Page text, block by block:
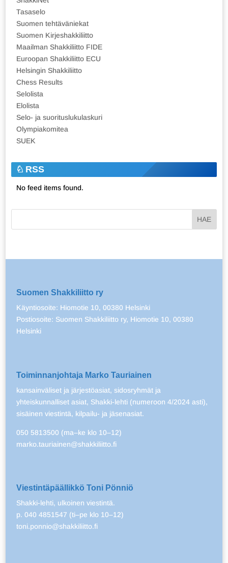
Tasaselo
Suomen tehtäväniekat
Suomen Kirjeshakkiliitto
Maailman Shakkiliitto FIDE
Euroopan Shakkiliitto ECU
Helsingin Shakkiliitto
Chess Results
Selolista
Elolista
Selo- ja suorituslukulaskuri
Olympiakomitea
SUEK
RSS
No feed items found.
Suomen Shakkiliitto ry
Käyntiosoite: Hiomotie 10, 00380 Helsinki
Postiosoite: Suomen Shakkiliitto ry, Hiomotie 10, 00380
Helsinki
Toiminnanjohtaja Marko Tauriainen
kansainväliset ja järjestöasiat, sidosryhmät ja
yhteiskunnalliset asiat, Shakki-lehti (numeroon 4/2024 asti),
sisäinen viestintä, kilpailu- ja jäsenasiat.
050 5813500 (ma–ke klo 10–12)
marko.tauriainen@shakkiliitto.fi
Viestintäpäällikkö Toni Pönniö
Shakki-lehti, ulkoinen viestintä.
p. 040 4851547 (ti–pe klo 10–12)
toni.ponnio@shakkiliitto.fi